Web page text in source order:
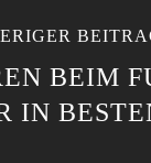
BEIM
IN